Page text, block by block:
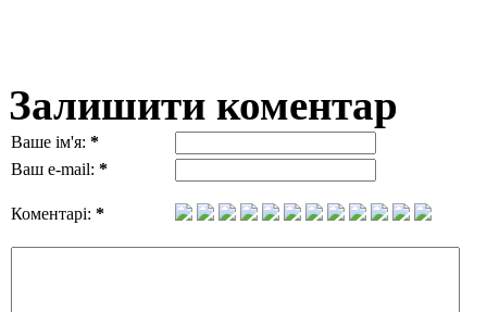
Залишити коментар
Ваше ім'я: *
Ваш e-mail: *
Коментарі: *